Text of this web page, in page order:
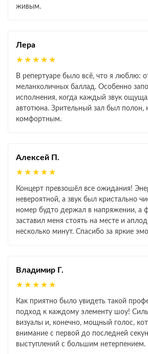
живым.
Лера
★★★★★
В репертуаре было всё, что я люблю:
меланхоличных баллад. Особенно
исполнения, когда каждый звук
автотюна. Зрительный зал был полон,
комфортным.
Алексей П.
★★★★★
Концерт превзошёл все ожидания!
невероятной, а звук был кристально
номер будто держал в напряжении, а
заставил меня стоять на месте и
несколько минут. Спасибо за яркие
Владимир Г.
★★★★★
Как приятно было увидеть такой
подход к каждому элементу шоу!
визуалы и, конечно, мощный голос,
внимание с первой до последней
выступлений с большим нетерпением.